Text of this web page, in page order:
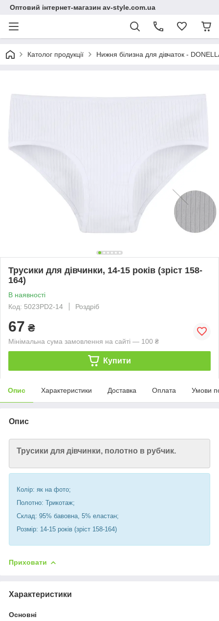
Оптовий інтернет-магазин av-style.com.ua
Католог продукції Нижня білизна для дівчаток -
Трусики для дівчинки, 14-15 років (зріст 158-
164)
В наявності
Код: 5023PD2-14
Роздріб
67 ₴
Мінімальна сума замовлення на сайті — 100 ₴
Купити
Опис Характеристики Доставка Оплата Умови
Опис
Трусики для дівчинки, полотно в рубчик.
Колір: як на фото;
Полотно: Трикотаж;
Склад: 95% бавовна, 5% еластан;
Розмір: 14-15 років (зріст 158-164)
Приховати
Характеристики
Основні